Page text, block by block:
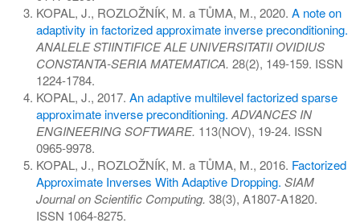
KOPAL, J., ROZLOŽNÍK, M. a TŮMA, M., 2020. A note on
adaptivity in factorized approximate inverse preconditioning.
ANALELE STIINTIFICE ALE UNIVERSITATII OVIDIUS
CONSTANTA-SERIA MATEMATICA. 28(2), 149-159. ISSN
1224-1784.
KOPAL, J., 2017. An adaptive multilevel factorized sparse
approximate inverse preconditioning. ADVANCES IN
ENGINEERING SOFTWARE. 113(NOV), 19-24. ISSN
0965-9978.
KOPAL, J., ROZLOŽNÍK, M. a TŮMA, M., 2016. Factorized
Approximate Inverses With Adaptive Dropping. SIAM
Journal on Scientific Computing. 38(3), A1807-A1820.
ISSN 1064-8275.